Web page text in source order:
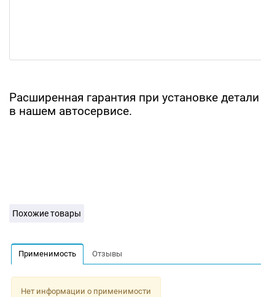
Расширенная гарантия при установке детали
в нашем автосервисе.
Похожие товары
Применимость Отзывы
Нет информации о применимости